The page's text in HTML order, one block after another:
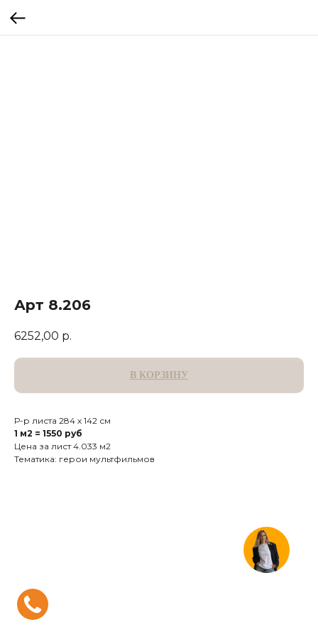
Арт 8.206
6252,00 р.
В КОРЗИНУ
Р-р листа 284 х 142 см
1 м2 = 1550 руб
Цена за лист 4.033 м2
Тематика: герои мультфильмов